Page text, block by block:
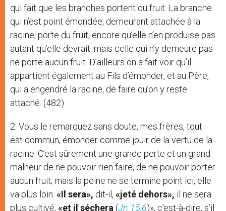
qui fait que les branches portent du fruit. La branche
qui n’est point émondée, demeurant attachée à la
racine, porte du fruit, encore qu’elle n’en produise pas
autant qu’elle devrait: mais celle qui n’y demeure pas
ne porte aucun fruit. D’ailleurs on a fait voir qu’il
appartient également au Fils d’émonder, et au Père,
qui a engendré la racine, de faire qu’on y reste
attaché. (482)
2. Vous le remarquez sans doute, mes frères, tout
est commun, émonder comme jouir de la vertu de la
racine. C’est sûrement une grande perte et un grand
malheur de ne pouvoir rien faire, de ne pouvoir porter
aucun fruit; mais la peine ne se termine point ici, elle
va plus loin. «Il sera», dit-il, «jeté dehors», il ne sera
plus cultivé, «et il séchera (Jn 15,6)», c’est-à-dire, s’il